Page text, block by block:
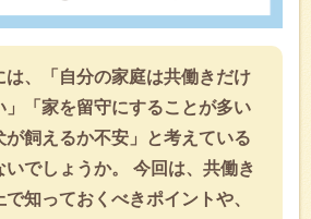
は、「自分の家庭は共働きだけ
」「家を留守にすることが多い
が飼えるか不安」と考えている
でしょうか。 今回は、共働き
知っておくべきポイントや、